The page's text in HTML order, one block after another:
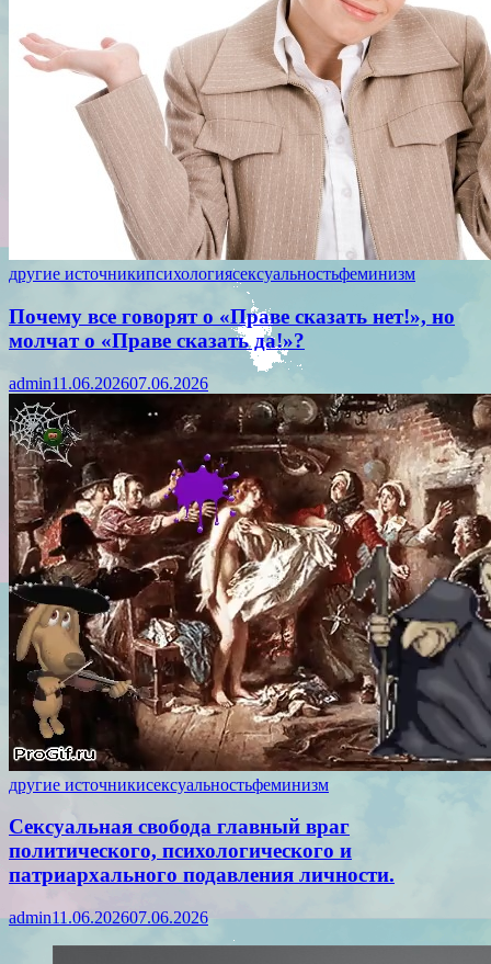
другие источникипсихологиясексуальностьфеминизм
Почему все говорят о «Праве сказать нет!», но
молчат о «Праве сказать да!»?
admin11.06.202607.06.2026
другие источникисексуальностьфеминизм
Сексуальная свобода главный враг
политического, психологического и
патриархального подавления личности.
admin11.06.202607.06.2026